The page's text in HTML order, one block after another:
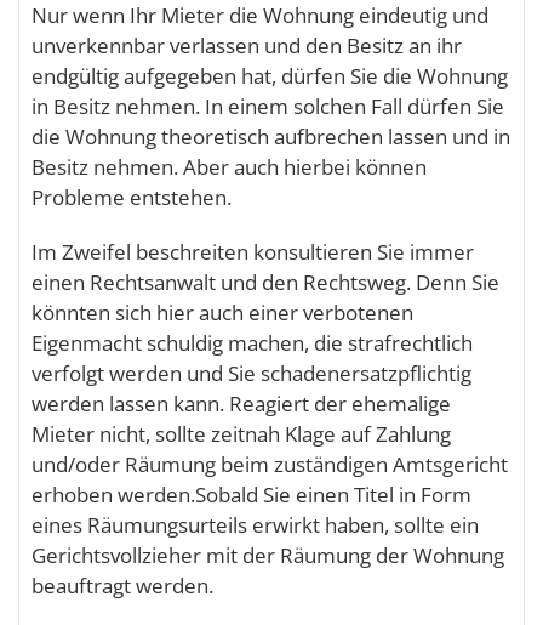
Nur wenn Ihr Mieter die Wohnung eindeutig und
unverkennbar verlassen und den Besitz an ihr
endgültig aufgegeben hat, dürfen Sie die Wohnung
in Besitz nehmen. In einem solchen Fall dürfen Sie
die Wohnung theoretisch aufbrechen lassen und in
Besitz nehmen. Aber auch hierbei können
Probleme entstehen.
Im Zweifel beschreiten konsultieren Sie immer
einen Rechtsanwalt und den Rechtsweg. Denn Sie
könnten sich hier auch einer verbotenen
Eigenmacht schuldig machen, die strafrechtlich
verfolgt werden und Sie schadenersatzpflichtig
werden lassen kann. Reagiert der ehemalige
Mieter nicht, sollte zeitnah Klage auf Zahlung
und/oder Räumung beim zuständigen Amtsgericht
erhoben werden.Sobald Sie einen Titel in Form
eines Räumungsurteils erwirkt haben, sollte ein
Gerichtsvollzieher mit der Räumung der Wohnung
beauftragt werden.